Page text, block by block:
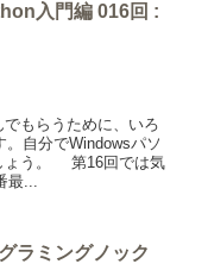
入門編 016回 :
もらうために、いろ
自分でWindowsパソ
ょう。 第16回では気
最...
ラミングノック